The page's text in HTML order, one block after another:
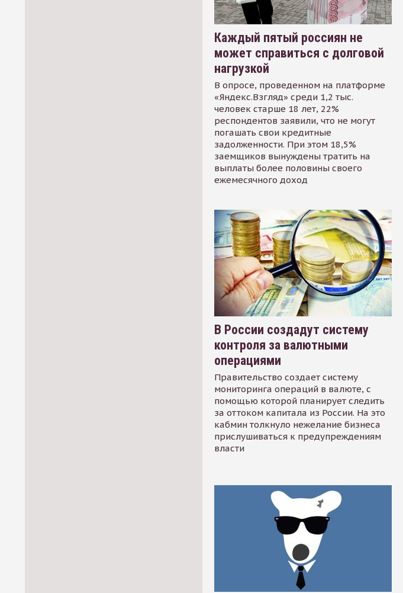
Каждый пятый россиян не
может справиться с долговой
нагрузкой
В опросе, проведенном на платформе
«Яндекс.Взгляд» среди 1,2 тыс.
человек старше 18 лет, 22%
респондентов заявили, что не могут
погашать свои кредитные
задолженности. При этом 18,5%
заемщиков вынуждены тратить на
выплаты более половины своего
ежемесячного доход
В России создадут систему
контроля за валютными
операциями
Правительство создает систему
мониторинга операций в валюте, с
помощью которой планирует следить
за оттоком капитала из России. На это
кабмин толкнуло нежелание бизнеса
прислушиваться к предупреждениям
власти